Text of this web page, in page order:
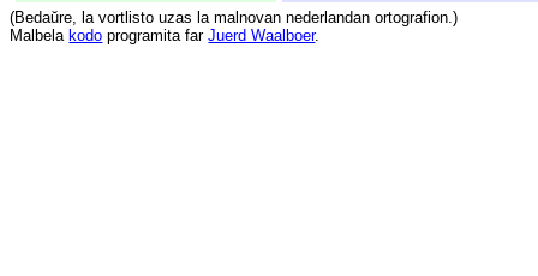
(Bedaŭre, la vortlisto uzas la malnovan nederlandan ortografion.)
Malbela kodo programita far Juerd Waalboer.